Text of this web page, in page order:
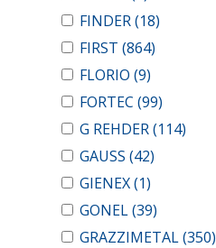
FINDER(18)
FIRST (864)
FLORIO (9)
FORTEC (99)
G REHDER(114)
GAUSS (42)
GIENEX(1)
GONEL(39)
GRAZZIMETAL(350)